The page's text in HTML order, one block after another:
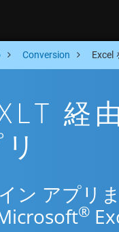
Conversion Excel
経
ン アプリ
®